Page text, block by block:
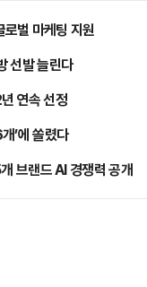
벌 마케팅 지원
선발 늘린다
연속 선정
’에 쏠렸다
브랜드 AI 경쟁력 공개